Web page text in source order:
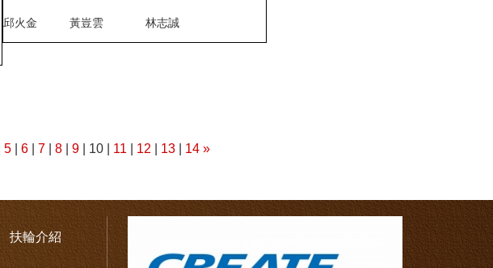
邱火金 黃豈雲 林志誠
|5 |6 |7 |8 |9 | 10 | 11 12 13 14 »
扶輪介紹